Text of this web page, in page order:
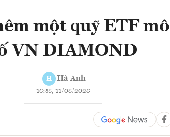
một quỹ ETF
VN DIAMOND
H Hà Anh
16:58, 11/08/2023